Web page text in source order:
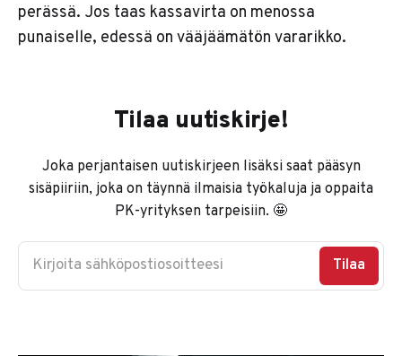
perässä. Jos taas kassavirta on menossa
punaiselle, edessä on vääjäämätön vararikko.
Tilaa uutiskirje!
Joka perjantaisen uutiskirjeen lisäksi saat pääsyn
sisäpiiriin, joka on täynnä ilmaisia työkaluja ja oppaita
PK-yrityksen tarpeisiin. 🤩
Kirjoita sähköpostiosoitteesi Tilaa